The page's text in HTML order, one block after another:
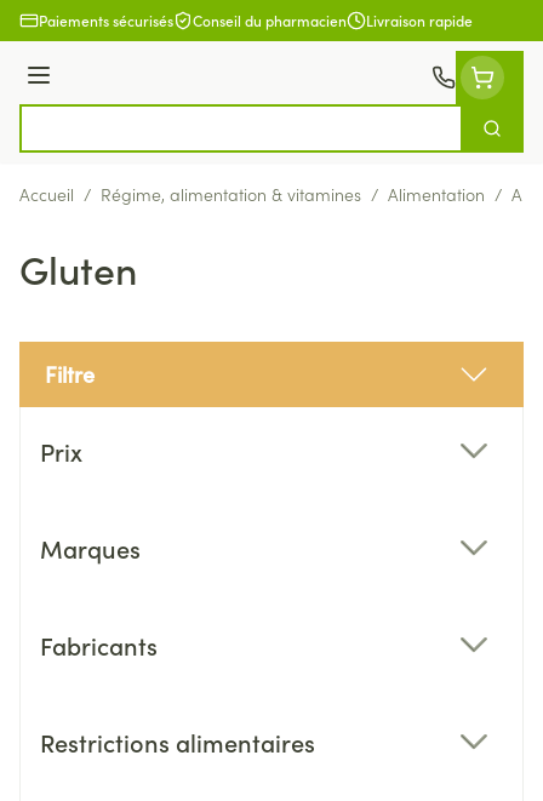
Aller au contenu
Paiements sécurisés Conseil du pharmacien Livraison rapide
Menu
Accueil / Régime, alimentation & vitamines / Alimentation /
Gluten
Filtre
Prix
Marques
Fabricants
Restrictions alimentaires